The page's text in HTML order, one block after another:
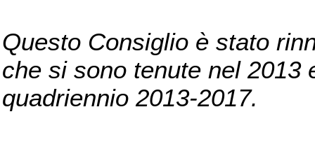
Questo Consiglio è stato
che si sono tenute nel 2013
quadriennio 2013-2017.